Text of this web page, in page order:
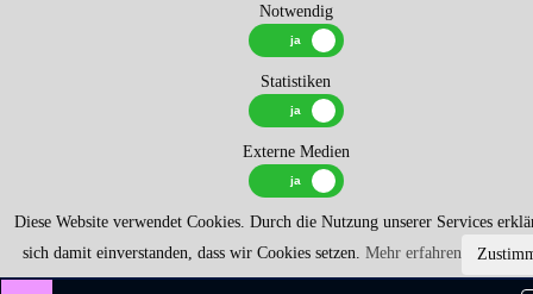
Notwendig
Statistiken
Externe Medien
Diese Website verwendet Cookies. Durch die Nutzung unserer Services
sich damit einverstanden, dass wir Cookies setzen. Mehr erfahren